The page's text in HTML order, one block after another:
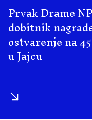
Prvak Drame
dobitnik
ostvarenje na
u Jajcu